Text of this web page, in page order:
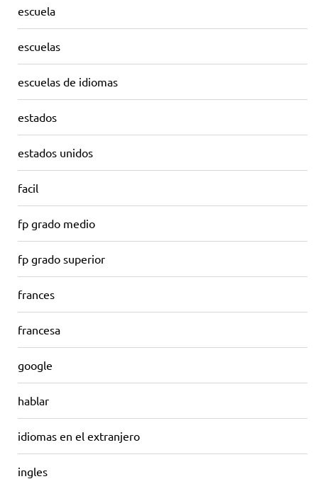
escuela
escuelas
escuelas de idiomas
estados
estados unidos
facil
fp grado medio
fp grado superior
frances
francesa
google
hablar
idiomas en el extranjero
ingles